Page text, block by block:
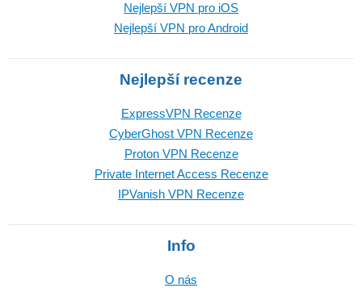
Nejlepší VPN pro iOS
Nejlepší VPN pro Android
Nejlepší recenze
ExpressVPN Recenze
CyberGhost VPN Recenze
Proton VPN Recenze
Private Internet Access Recenze
IPVanish VPN Recenze
Info
O nás